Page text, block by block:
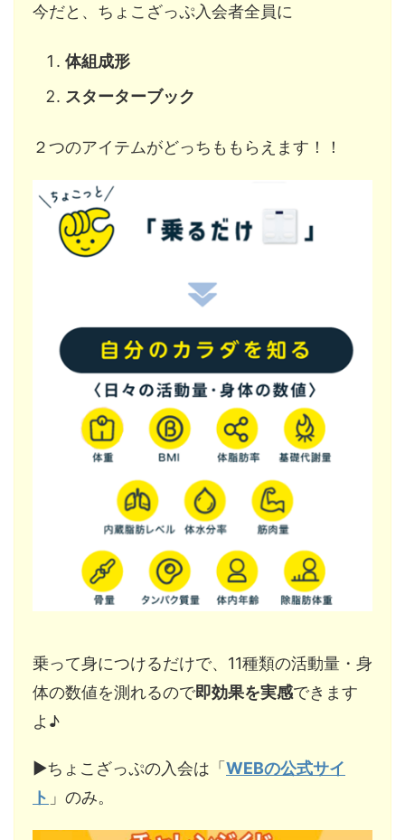
今だと、ちょこざっぷ入会者全員に
体組成形
スターターブック
２つのアイテムがどっちももらえます！！
乗って身につけるだけで、11種類の活動量・身
体の数値を測れるので即効果を実感できます
よ♪
▶︎ちょこざっぷの入会は「 WEBの公式サイ
ト 」のみ。